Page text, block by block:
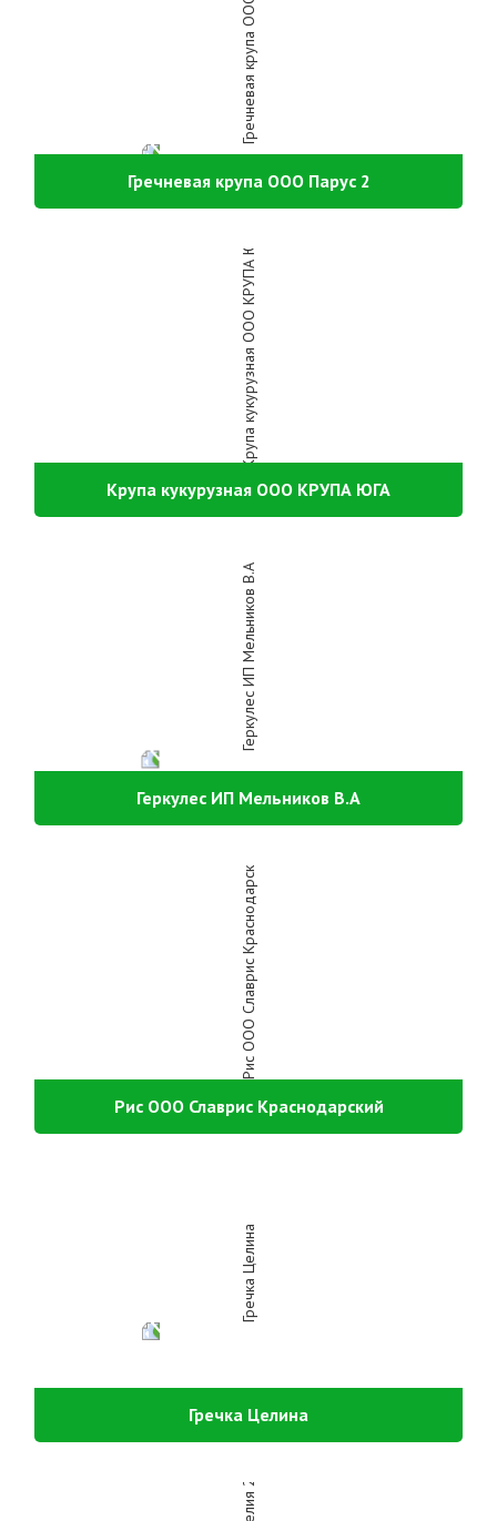
Гречневая крупа ООО Парус 2
Крупа кукурузная ООО КРУПА ЮГА
Геркулес ИП Мельников В.А
Рис ООО Славрис Краснодарский
Гречка Целина